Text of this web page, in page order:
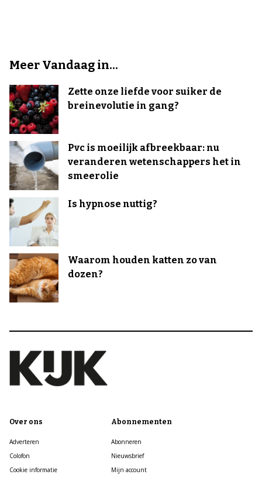
Meer Vandaag in...
Zette onze liefde voor suiker de
breinevolutie in gang?
Pvc is moeilijk afbreekbaar: nu
veranderen wetenschappers het in
smeerolie
Is hypnose nuttig?
Waarom houden katten zo van
dozen?
Over ons
Adverteren
Colofon
Cookie informatie
Abonnementen
Abonneren
Nieuwsbrief
Mijn account